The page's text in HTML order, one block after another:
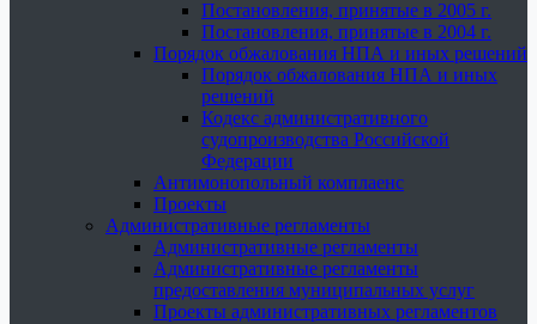
Постановления, принятые в 2005 г.
Постановления, принятые в 2004 г.
Порядок обжалования НПА и иных решений
Порядок обжалования НПА и иных
решений
Кодекс административного
судопроизводства Российской
Федерации
Антимонопольный комплаенс
Проекты
Административные регламенты
Административные регламенты
Административные регламенты
предоставления муниципальных услуг
Проекты административных регламентов